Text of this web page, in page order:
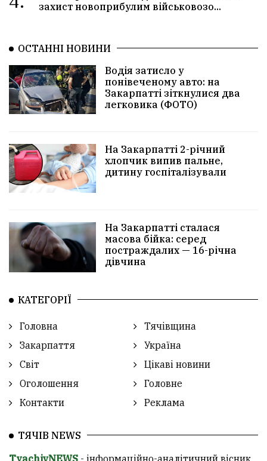
захист новоприбулим військовозо...
ОСТАННІ НОВИНИ
Водія затисло у
понівеченому авто: на
Закарпатті зіткнулися два
легковика (ФОТО)
На Закарпатті 2-річний
хлопчик випив пальне,
дитину госпіталізували
На Закарпатті сталася
масова бійка: серед
постраждалих — 16-річна
дівчина
КАТЕГОРІЇ
Головна
Тячівщина
Закарпаття
Україна
Світ
Цікаві новини
Оголошення
Головне
Контакти
Реклама
ТЯЧІВ NEWS